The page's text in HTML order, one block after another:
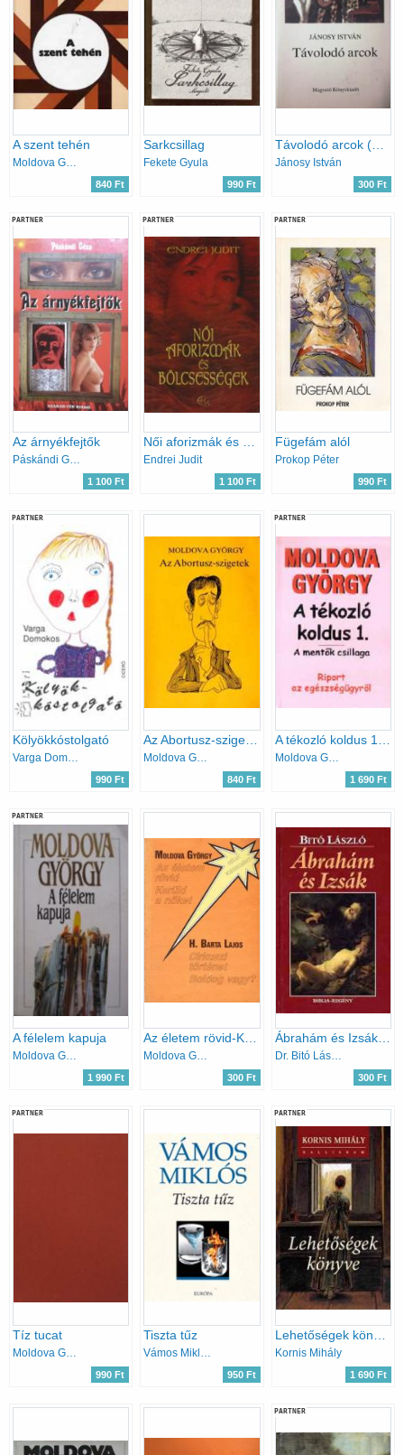
A szent tehén
Moldova György
840 Ft
Sarkcsillag
Fekete Gyula
990 Ft
Távolodó arcok (Elbeszélések, emlékezések)
Jánosy István
300 Ft
PARTNER
Az árnyékfejtők
Páskándi Géza
1 100 Ft
PARTNER
Női aforizmák és bölcsességek
Endrei Judit
1 100 Ft
PARTNER
Fügefám alól
Prokop Péter
990 Ft
PARTNER
Kölyökkóstolgató
Varga Domokos
990 Ft
Moldova György
840 Ft
PARTNER
Moldova György
1 690 Ft
PARTNER
A félelem kapuja
1 990 Ft 300 Ft
Ábrahám és Izsák - Biblia-regény
Dr. Bitó László
300 Ft
PARTNER
Tíz tucat
Moldova György
990 Ft
Tiszta tűz
Vámos Miklós
950 Ft
PARTNER
Lehetőségek könyve
Kornis Mihály
1 690 Ft
PARTNER